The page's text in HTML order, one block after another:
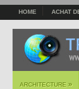
HOME ACHAT
ARCHITECTURE »